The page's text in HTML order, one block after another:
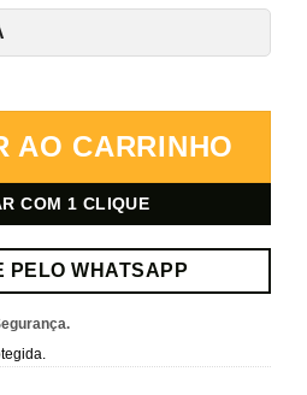
AO CARRINHO
COM 1 CLIQUE
PELO WHATSAPP